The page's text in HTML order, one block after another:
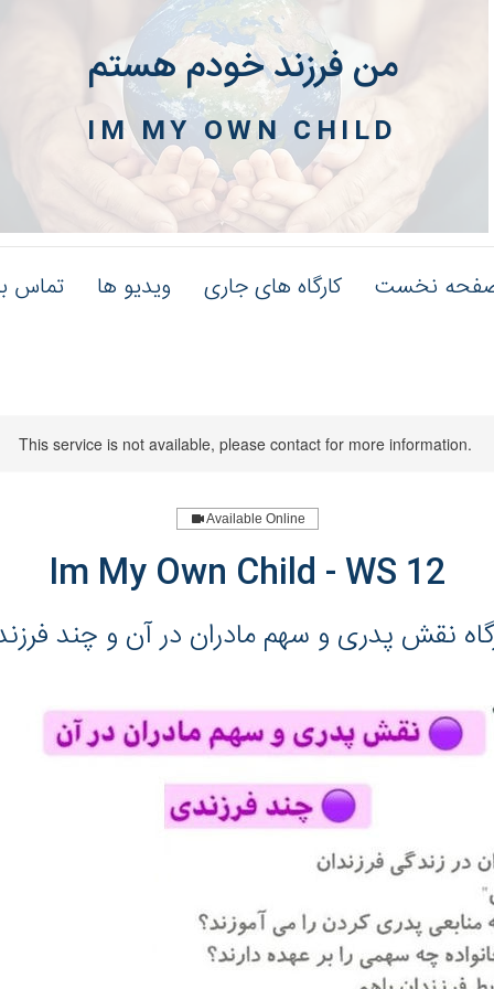
من فرزند خودم هستم
IM MY OWN CHILD
تماس ویدیو ها کارگاه های جاری نخست
This service is not available, please contact for more information.
Available Online
Im My Own Child - WS 12
نقش پدری و سهم مادران در آن و چند